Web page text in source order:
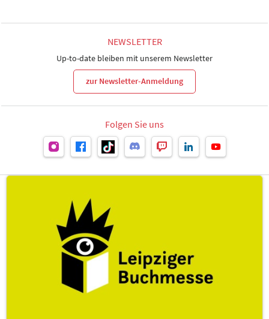
NEWSLETTER
Up-to-date bleiben mit unserem Newsletter
zur Newsletter-Anmeldung
Folgen Sie uns